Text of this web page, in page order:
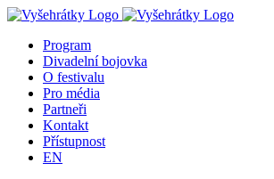
Přeskočit
obsah
Facebook
Instagram
Program
Divadelní bojovka
O festivalu
Pro média
Partneři
Kontakt
Přístupnost
EN